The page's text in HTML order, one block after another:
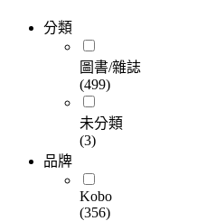
分類
圖書/雜誌
(499)
未分類
(3)
品牌
Kobo
(356)